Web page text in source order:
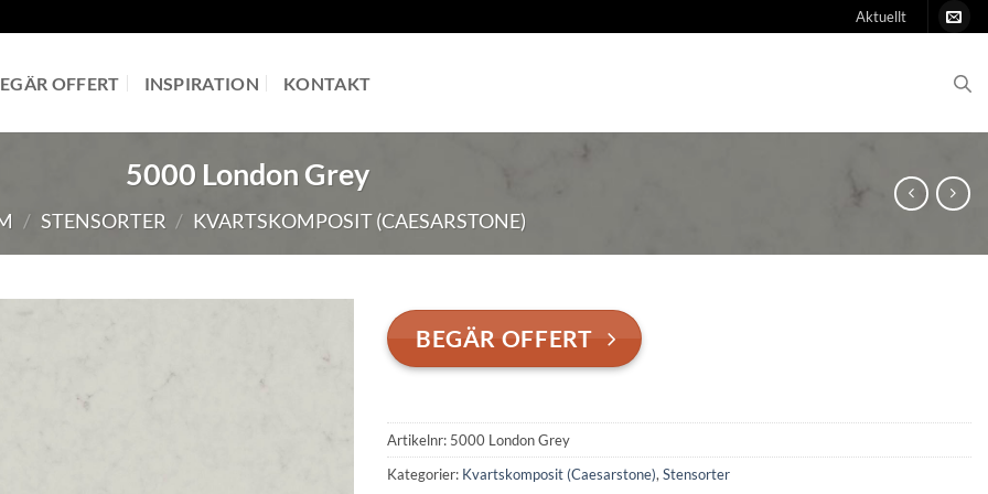
Aktuellt
OFFERT INSPIRATION KONTAKT
5000 London Grey
/ STENSORTER / KVARTSKOMPOSIT (CAESARSTONE)
BEGÄR OFFERT
Artikelnr: 5000 London Grey
Kategorier: Kvartskomposit (Caesarstone),Stensorter